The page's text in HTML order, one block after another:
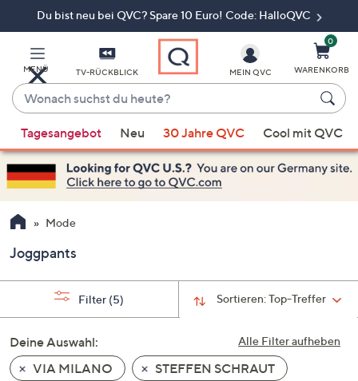
Du bist neu bei QVC? Spare 10 Euro! Code: HalloQVC
MENÜ TV-RÜCKBLICK
Wonach
suchst
du
heute?
Vorschläge
verfügbar
sind,
verwenden
Sie
Pfeiltasten
nach
und
nach
unten
oder
MEIN QVC
0
WARENKORB
Tagesangebot Neu 30 Jahre QVC Cool mit QVC
Mode
Joggpants
Sortieren:Top-Treffer
Filter (5)
Alle Filter aufheben
Deine Auswahl:
VIA MILANO
STEFFEN SCHRAUT